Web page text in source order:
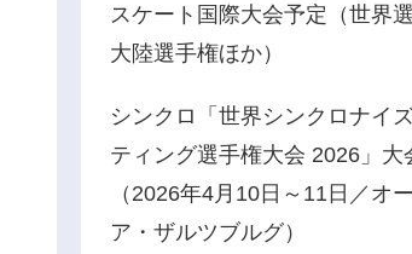
スケート国際大会予定（世界
大陸選手権ほか）
シンクロ「世界シンクロナイ
ティング選手権大会 2026」大
（2026年4月10日～11日／オ
ア・ザルツブルグ）